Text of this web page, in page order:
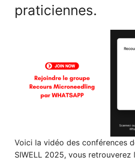
praticiennes.
Voici la vidéo des conférences
SIWELL 2025, vous